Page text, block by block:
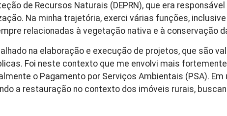
de Recursos Naturais (DEPRN), que era
Na minha trajetória, exerci várias funções,
relacionadas à vegetação nativa e à conservação
na elaboração e execução de projetos, que são
Foi neste contexto que me envolvi mais
o Pagamento por Serviços Ambientais (PSA).
a restauração no contexto dos imóveis rurais,